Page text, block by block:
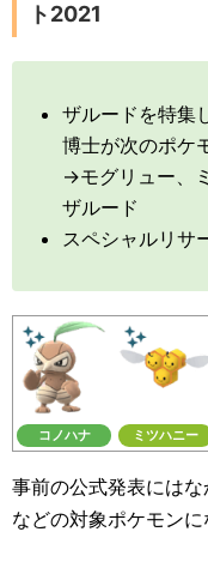
ト2021
ザルードを特集
博士が次のポケ
→モグリュー、
ザルード
スペシャルリサ
コノハナ ミツハニー
事前の公式発表には
などの対象ポケモンに